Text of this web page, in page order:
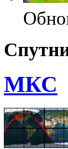
МКС